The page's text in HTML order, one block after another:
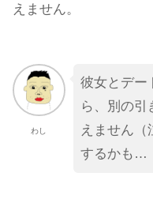
えません。
わし
彼女とデー
ら、別の引
えません（
するかも…